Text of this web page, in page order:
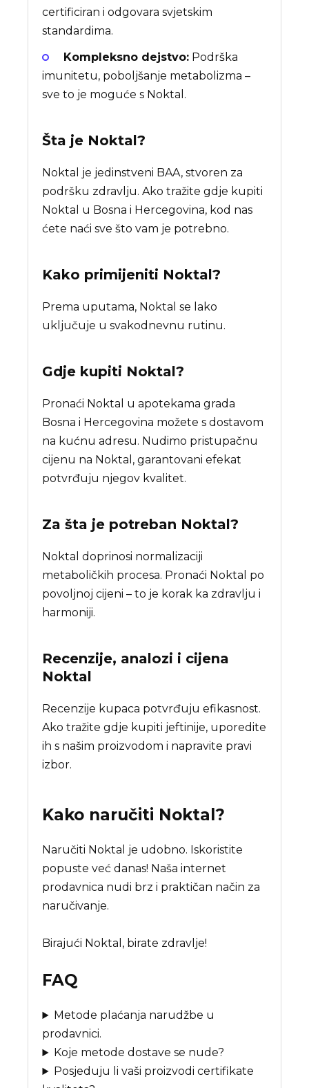
certificiran i odgovara svjetskim
standardima.
Kompleksno dejstvo: Podrška
imunitetu, poboljšanje metabolizma –
sve to je moguće s Noktal.
Šta je Noktal?
Noktal je jedinstveni BAA, stvoren za
podršku zdravlju. Ako tražite gdje kupiti
Noktal u Bosna i Hercegovina, kod nas
ćete naći sve što vam je potrebno.
Kako primijeniti Noktal?
Prema uputama, Noktal se lako
uključuje u svakodnevnu rutinu.
Gdje kupiti Noktal?
Pronaći Noktal u apotekama grada
Bosna i Hercegovina možete s dostavom
na kućnu adresu. Nudimo pristupačnu
cijenu na Noktal, garantovani efekat
potvrđuju njegov kvalitet.
Za šta je potreban Noktal?
Noktal doprinosi normalizaciji
metaboličkih procesa. Pronaći Noktal po
povoljnoj cijeni – to je korak ka zdravlju i
harmoniji.
Recenzije, analozi i cijena
Noktal
Recenzije kupaca potvrđuju efikasnost.
Ako tražite gdje kupiti jeftinije, uporedite
ih s našim proizvodom i napravite pravi
izbor.
Kako naručiti Noktal?
Naručiti Noktal je udobno. Iskoristite
popuste već danas! Naša internet
prodavnica nudi brz i praktičan način za
naručivanje.
Birajući Noktal, birate zdravlje!
FAQ
Metode plaćanja narudžbe u
prodavnici.
Koje metode dostave se nude?
Posjeduju li vaši proizvodi certifikate